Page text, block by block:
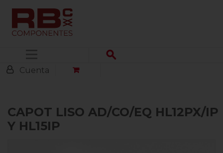
Cuenta
CAPOT LISO AD/CO/EQ HL12PX/IP
Y HL15IP